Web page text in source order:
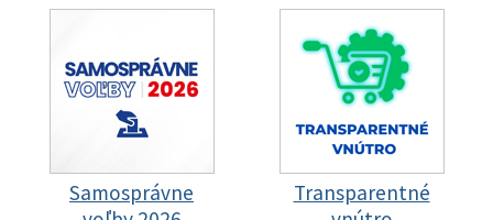
Samosprávne
Transparentné